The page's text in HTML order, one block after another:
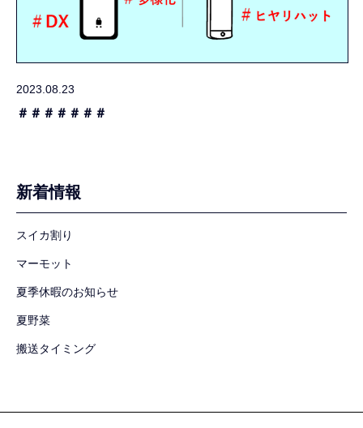
2023.08.23
＃＃＃＃＃＃＃
新着情報
スイカ割り
マーモット
夏季休暇のお知らせ
夏野菜
搬送タイミング